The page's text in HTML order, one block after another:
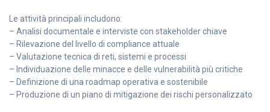
Le attività principali includono:
– Analisi documentale e interviste con stakeholder chiave
– Rilevazione del livello di compliance attuale
– Valutazione tecnica di reti, sistemi e processi
– Individuazione delle minacce e delle vulnerabilità più critiche
– Definizione di una roadmap operativa e sostenibile
– Produzione di un piano di mitigazione dei rischi personalizzato